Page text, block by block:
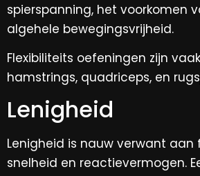
spierspanning, het voorkomen
algehele bewegingsvrijheid.
Flexibiliteits oefeningen zijn
hamstrings, quadriceps, en
Lenigheid
Lenigheid is nauw verwant
snelheid en reactievermogen.